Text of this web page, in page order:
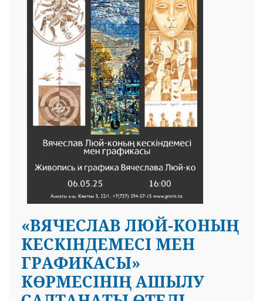
«ВЯЧЕСЛАВ ЛЮЙ-КОНЫҢ
КЕСКІНДЕМЕСІ МЕН
ГРАФИКАСЫ»
КӨРМЕСІНІҢ АШЫЛУ